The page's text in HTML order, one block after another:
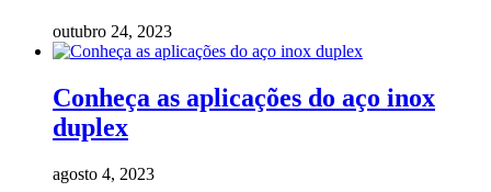
outubro 24, 2023
Conheça as aplicações do aço inox
duplex
agosto 4, 2023